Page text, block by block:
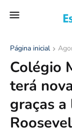
Página inicial
Colégio
terá
graças